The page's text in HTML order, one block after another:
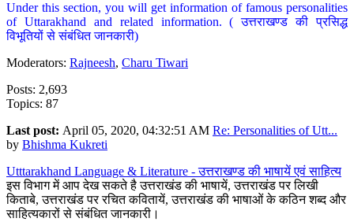
Under this section, you will get information of famous personalities
of Uttarakhand and related information. ( उत्तराखण्ड की प्रसिद्ध
विभूतियों से संबंधित जानकारी)
Moderators: Rajneesh, Charu Tiwari
Posts: 2,693
Topics: 87
Last post: April 05, 2020, 04:32:51 AM Re: Personalities of Utt...
by Bhishma Kukreti
Utttarakhand Language & Literature - उत्तराखण्ड की भाषायें एवं साहित्य
इस विभाग में आप देख सकते है उत्तराखंड की भाषायें, उत्तराखंड पर लिखी
किताबे, उत्तराखंड पर रचित कवितायें, उत्तराखंड की भाषाओं के कठिन शब्द और
साहित्यकारों से संबंधित जानकारी।